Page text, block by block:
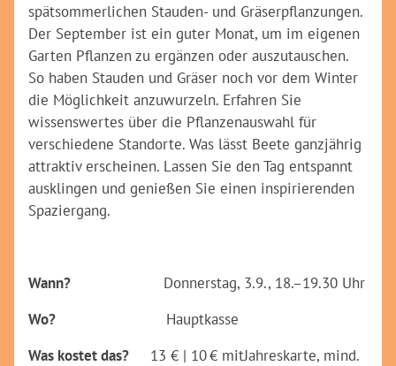
spätsommerlichen Stauden- und Gräserpflanzungen.
Der September ist ein guter Monat, um im eigenen
Garten Pflanzen zu ergänzen oder auszutauschen.
So haben Stauden und Gräser noch vor dem Winter
die Möglichkeit anzuwurzeln. Erfahren Sie
wissenswertes über die Pflanzenauswahl für
verschiedene Standorte. Was lässt Beete ganzjährig
attraktiv erscheinen. Lassen Sie den Tag entspannt
ausklingen und genießen Sie einen inspirierenden
Spaziergang.
Wann? Donnerstag, 3.9., 18.–19.30 Uhr
Wo? Hauptkasse
Was kostet das?
13 € | 10 € mitJahreskarte, mind.